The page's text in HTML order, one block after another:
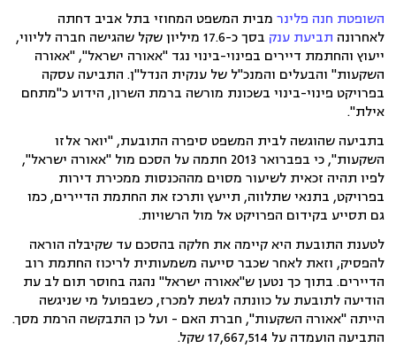
השופטת חנה פלינר מבית המשפט המחוזי בתל אביב דחתה
לאחרונה תביעת ענק
בסך כ-17.6 מיליון שקל שהגישה חברה לליווי,
ייעוץ והחתמת דיירים בפינוי-בינוי נגד "אאורה ישראל", "אאורה
השקעות" והבעלים והמנכ"ל של ענקית הנדל"ן. התביעה עסקה
בפרויקט פינוי-בינוי בשכונת מורשה ברמת השרון, הידוע כ"מתחם
אילת".
בתביעה שהוגשה לבית המשפט סיפרה התובעת, "יואר אלזו
השקעות", כי בפברואר 2013 חתמה על הסכם מול "אאורה ישראל",
לפיו תהיה זכאית לשיעור מסוים מההכנסות ממכירת דירות
בפרויקט, בתנאי שתלווה, תייעץ ותרכז את החתמת הדיירים, כמו
גם תסייע בקידום הפרויקט אל מול הרשויות.
לטענת התובעת היא קיימה את חלקה בהסכם עד שקיבלה הוראה
להפסיק, וזאת לאחר שכבר סייעה משמעותית לריכוז החתמת רוב
הדיירים. בתוך כך נטען ש"אאורה ישראל" נהגה בחוסר תום לב עת
הודיעה לתובעת על כוונתה לגשת למכרז, כשבפועל מי שניגשה
הייתה "אאורה השקעות", חברת האם - ועל כן התבקשה הרמת מסך.
התביעה הועמדה על 17,667,514 שקל.